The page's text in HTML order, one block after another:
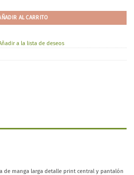
AL CARRITO
a la lista de deseos
de manga larga detalle print central y pantalón